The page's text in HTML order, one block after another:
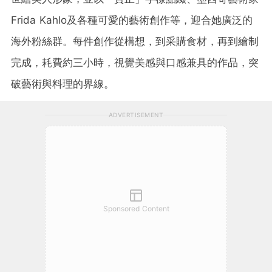
Frida Kahlo及各種可愛的藝術創作等，迎合她廣泛的
海外粉絲群。每件創作從構想，到采購食材，再到繪制
完成，耗費約三小時，視覺美感與口感兼具的作品，突
破藝術與料理的界線。
ADVERTISEMENT
Sponsored Content